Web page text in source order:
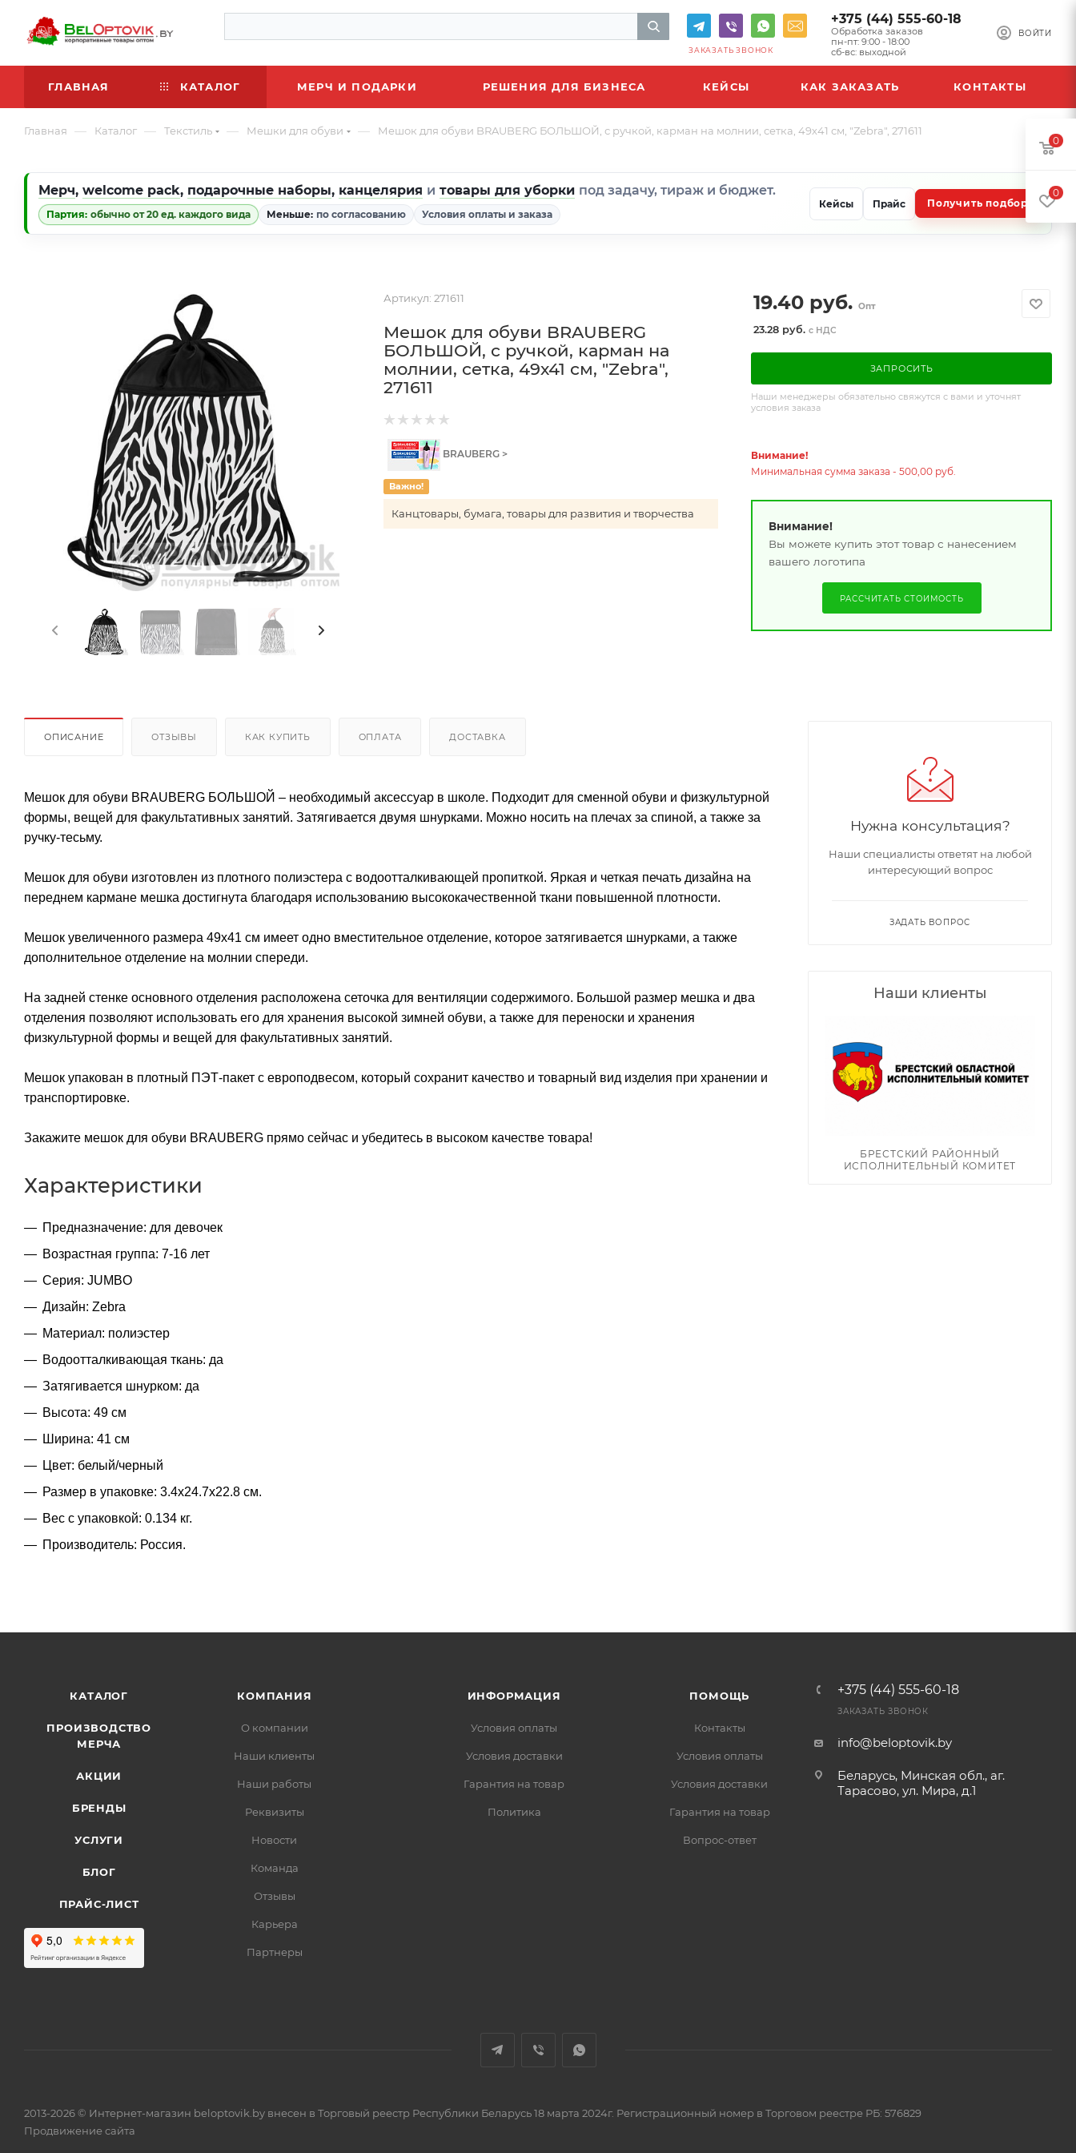
ВОЙТИ
+375 (44) 555-60-18
Обработка заказов
пн-пт: 9:00 - 18:00
сб-вс: выходной
ЗАКАЗАТЬ ЗВОНОК
ГЛАВНАЯ КАТАЛОГ МЕРЧ И ПОДАРКИ РЕШЕНИЯ ДЛЯ БИЗНЕСА КЕЙСЫ КАК ЗАКАЗАТЬ КОНТАКТЫ
Главная — Каталог — Текстиль — Мешки для обуви — Мешок для обуви BRAUBERG БОЛЬШОЙ, с ручкой, карман на молнии, сетка, 49х41 см, "Zebra", 271611
Мерч, welcome pack, подарочные наборы, канцелярия и товары для уборки под задачу, тираж и бюджет.
Партия: обычно от 20 ед. каждого вида Меньше: по согласованию Условия оплаты и заказа
Кейсы Прайс Получить подбор
Артикул: 271611
Мешок для обуви BRAUBERG
БОЛЬШОЙ, с ручкой, карман на
молнии, сетка, 49х41 см, "Zebra",
271611
BRAUBERG >
Важно!
Канцтовары, бумага, товары для развития и творчества
19.40 руб. Опт
23.28 руб.с НДС
ЗАПРОСИТЬ
Наши менеджеры обязательно свяжутся с вами и уточнят
условия заказа
Внимание!
Минимальная сумма заказа - 500,00 руб.
Внимание!
Вы можете купить этот товар с нанесением
вашего логотипа
РАССЧИТАТЬ СТОИМОСТЬ
ОПИСАНИЕ ОТЗЫВЫ КАК КУПИТЬ ОПЛАТА ДОСТАВКА
Мешок для обуви BRAUBERG БОЛЬШОЙ – необходимый аксессуар в школе. Подходит для сменной обуви и физкультурной
формы, вещей для факультативных занятий. Затягивается двумя шнурками. Можно носить на плечах за спиной, а также за
ручку-тесьму.
Мешок для обуви изготовлен из плотного полиэстера с водоотталкивающей пропиткой. Яркая и четкая печать дизайна на
переднем кармане мешка достигнута благодаря использованию высококачественной ткани повышенной плотности.
Мешок увеличенного размера 49х41 см имеет одно вместительное отделение, которое затягивается шнурками, а также
дополнительное отделение на молнии спереди.
На задней стенке основного отделения расположена сеточка для вентиляции содержимого. Большой размер мешка и два
отделения позволяют использовать его для хранения высокой зимней обуви, а также для переноски и хранения
физкультурной формы и вещей для факультативных занятий.
Мешок упакован в плотный ПЭТ-пакет с европодвесом, который сохранит качество и товарный вид изделия при хранении и
транспортировке.
Закажите мешок для обуви BRAUBERG прямо сейчас и убедитесь в высоком качестве товара!
Характеристики
Предназначение: для девочек
Возрастная группа: 7-16 лет
Серия: JUMBO
Дизайн: Zebra
Материал: полиэстер
Водоотталкивающая ткань: да
Затягивается шнурком: да
Высота: 49 см
Ширина: 41 см
Цвет: белый/черный
Размер в упаковке: 3.4x24.7x22.8 см.
Вес с упаковкой: 0.134 кг.
Производитель: Россия.
Нужна консультация?
Наши специалисты ответят на любой
интересующий вопрос
ЗАДАТЬ ВОПРОС
Наши клиенты
БРЕСТСКИЙ РАЙОННЫЙ
ИСПОЛНИТЕЛЬНЫЙ КОМИТЕТ
КАТАЛОГ
ПРОИЗВОДСТВО
МЕРЧА
АКЦИИ
БРЕНДЫ
УСЛУГИ
БЛОГ
ПРАЙС-ЛИСТ
КОМПАНИЯ
О компании
Наши клиенты
Наши работы
Реквизиты
Новости
Команда
Отзывы
Карьера
Партнеры
ИНФОРМАЦИЯ
Условия оплаты
Условия доставки
Гарантия на товар
Политика
ПОМОЩЬ
Контакты
Условия оплаты
Условия доставки
Гарантия на товар
Вопрос-ответ
+375 (44) 555-60-18
ЗАКАЗАТЬ ЗВОНОК
info@beloptovik.by
Беларусь, Минская обл., аг.
Тарасово, ул. Мира, д.1
2013-2026 © Интернет-магазин beloptovik.by внесен в Торговый реестр Республики Беларусь 18 марта 2024г. Регистрационный номер в Торговом реестре РБ: 576829
Продвижение сайта
0
0